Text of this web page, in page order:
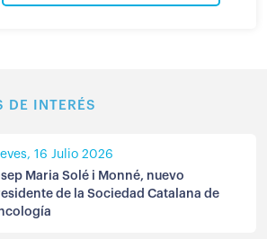
DE INTERÉS
16 Julio 2026
Maria Solé i Monné, nuevo
de la Sociedad Catalana de